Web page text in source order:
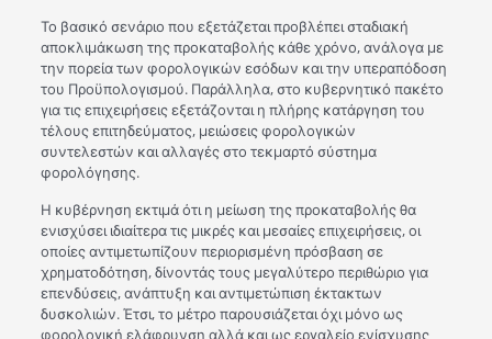
Το βασικό σενάριο που εξετάζεται προβλέπει σταδιακή
αποκλιμάκωση της προκαταβολής κάθε χρόνο, ανάλογα με
την πορεία των φορολογικών εσόδων και την υπεραπόδοση
του Προϋπολογισμού. Παράλληλα, στο κυβερνητικό πακέτο
για τις επιχειρήσεις εξετάζονται η πλήρης κατάργηση του
τέλους επιτηδεύματος, μειώσεις φορολογικών
συντελεστών και αλλαγές στο τεκμαρτό σύστημα
φορολόγησης.
Η κυβέρνηση εκτιμά ότι η μείωση της προκαταβολής θα
ενισχύσει ιδιαίτερα τις μικρές και μεσαίες επιχειρήσεις, οι
οποίες αντιμετωπίζουν περιορισμένη πρόσβαση σε
χρηματοδότηση, δίνοντάς τους μεγαλύτερο περιθώριο για
επενδύσεις, ανάπτυξη και αντιμετώπιση έκτακτων
δυσκολιών. Έτσι, το μέτρο παρουσιάζεται όχι μόνο ως
φορολογική ελάφρυνση αλλά και ως εργαλείο ενίσχυσης